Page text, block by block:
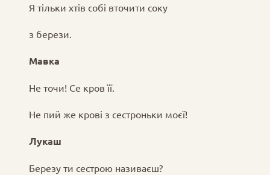
Я тільки хтів собі вточити соку
з берези.
Мавка
Не точи! Се кров її.
Не пий же крові з сестроньки моєї!
Лукаш
Березу ти сестрою називаєш?